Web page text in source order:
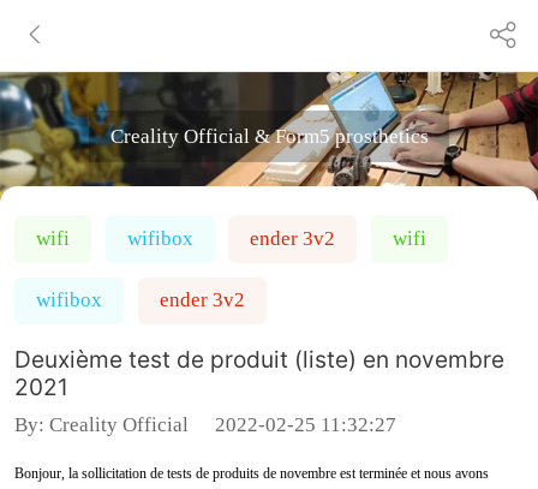
Creality Official & Form5 prosthetics
wifi wifibox ender 3v2 wifi
wifibox ender 3v2
Deuxième test de produit (liste) en novembre
2021
By: Creality Official 2022-02-25 11:32:27
Bonjour, la sollicitation de tests de produits de novembre est terminée et nous avons